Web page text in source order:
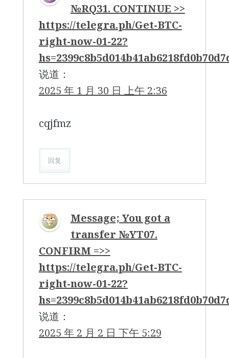
№RQ31. CONTINUE >>
https://telegra.ph/Get-BTC-
right-now-01-22?
说道：
2025 年 1 月 30 日 上午 2:36
cqjfmz
回复
Message; You got a
transfer №YT07.
CONFIRM =>>
https://telegra.ph/Get-BTC-
right-now-01-22?
说道：
2025 年 2 月 2 日 下午 5:29